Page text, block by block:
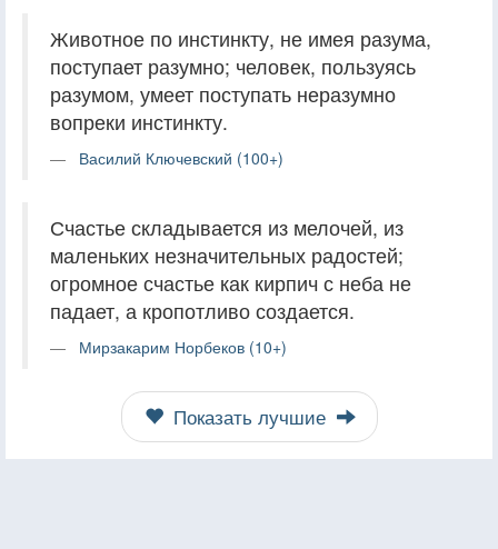
Животное по инстинкту, не имея разума,
поступает разумно; человек, пользуясь
разумом, умеет поступать неразумно
вопреки инстинкту.
Василий Ключевский (100+)
Счастье складывается из мелочей, из
маленьких незначительных радостей;
огромное счастье как кирпич с неба не
падает, а кропотливо создается.
Мирзакарим Норбеков (10+)
Показать лучшие